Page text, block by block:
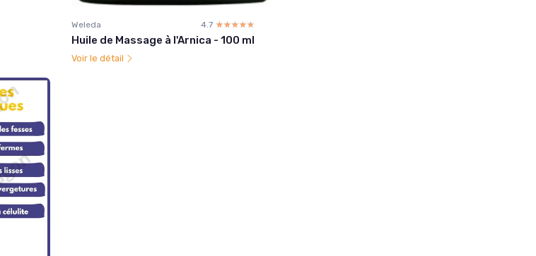
Weleda 4.7 ☆☆☆☆☆
★★★★★
Huile de Massage à l'Arnica - 100 ml
Voir le détail